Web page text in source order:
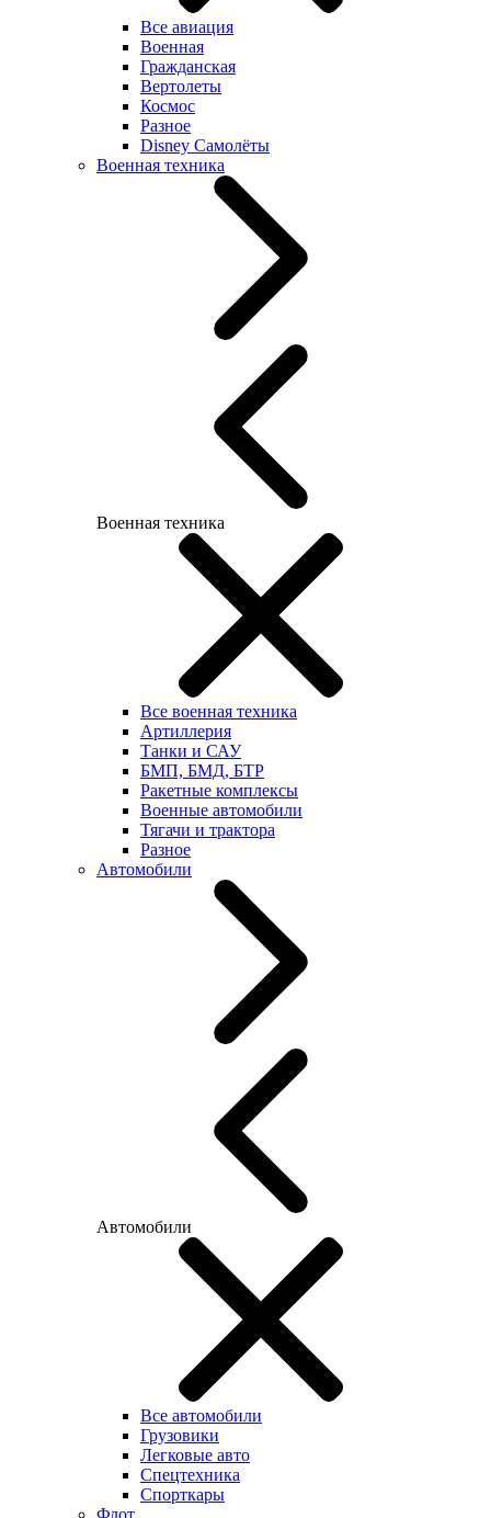
Все авиация
Военная
Гражданская
Вертолеты
Космос
Разное
Disney Самолёты
Военная техника
Военная техника
Все военная техника
Артиллерия
Танки и САУ
БМП, БМД, БТР
Ракетные комплексы
Военные автомобили
Тягачи и трактора
Разное
Автомобили
Автомобили
Все автомобили
Грузовики
Легковые авто
Спецтехника
Спорткары
Флот